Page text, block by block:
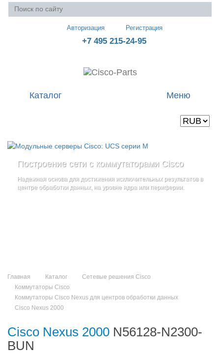
Авторизация Регистрация
+7 495 215-24-95
Меню
Каталог
Построение сети с коммутаторами Cisco
Надежная основа для достижения исключительных результатов в
центре обработки данных, на уровне ядра или периферии.
Стоечные серверы Cisco UCS серии C
Созданы для сокращения общей стоимости владенияи
повышение адаптивности Вашего бизнеса
дополнительные компоненты
Главная Каталог
Сетевые решения Cisco
Коммутаторы Cisco
Коммутаторы Cisco Nexus для центров обработки данных
Cisco Nexus 2000
Cisco Nexus 2000 N56128-N2300-
BUN